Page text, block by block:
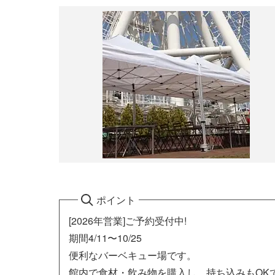
ポイント
[2026年営業]ご予約受付中!
期間4/11〜10/25
便利なバーベキュー場です。